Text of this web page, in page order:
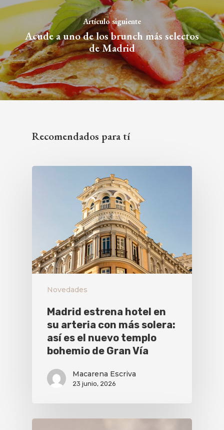
Artículo siguiente
Acude a uno de los brunch más selectos
de Madrid
Recomendados para tí
Novedades
Madrid estrena hotel en
su arteria con más solera:
así es el nuevo templo
bohemio de Gran Vía
Macarena Escriva
23 junio, 2026